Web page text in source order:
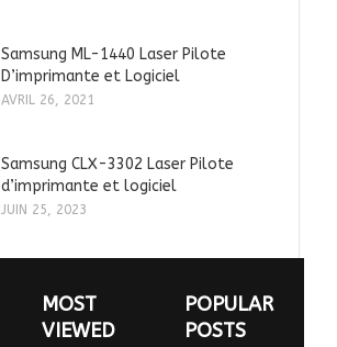
Samsung ML-1440 Laser Pilote
D’imprimante et Logiciel
AVRIL 26, 2021
Samsung CLX-3302 Laser Pilote
d’imprimante et logiciel
JUIN 25, 2023
MOST
VIEWED
POPULAR
POSTS